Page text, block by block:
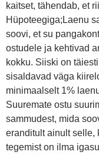
kaitset, tähendab, et
Hüpoteegiga;Laenu
soovi, et su
ostudele ja kehtivad
kokku. Siiski on
sisaldavad väga
minimaalselt 1%
Suuremate ostu
sammudest, mida
eranditult ainult selle,
tegemist on ilma